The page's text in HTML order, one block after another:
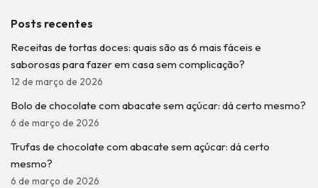
Posts recentes
Receitas de tortas doces: quais são as 6 mais fáceis e
saborosas para fazer em casa sem complicação?
12 de março de 2026
Bolo de chocolate com abacate sem açúcar: dá certo mesmo?
6 de março de 2026
Trufas de chocolate com abacate sem açúcar: dá certo
mesmo?
6 de março de 2026